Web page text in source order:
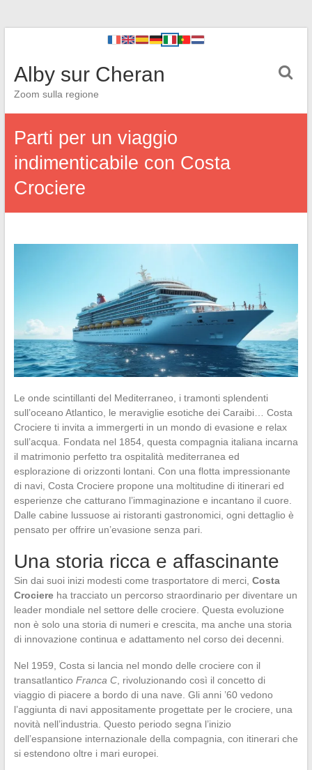
Alby sur Cheran
Zoom sulla regione
Parti per un viaggio
indimenticabile con Costa
Crociere
Le onde scintillanti del Mediterraneo, i tramonti splendenti
sull’oceano Atlantico, le meraviglie esotiche dei Caraibi… Costa
Crociere ti invita a immergerti in un mondo di evasione e relax
sull’acqua. Fondata nel 1854, questa compagnia italiana incarna
il matrimonio perfetto tra ospitalità mediterranea ed
esplorazione di orizzonti lontani. Con una flotta impressionante
di navi, Costa Crociere propone una moltitudine di itinerari ed
esperienze che catturano l’immaginazione e incantano il cuore.
Dalle cabine lussuose ai ristoranti gastronomici, ogni dettaglio è
pensato per offrire un’evasione senza pari.
Una storia ricca e affascinante
Sin dai suoi inizi modesti come trasportatore di merci, Costa
Crociereha tracciato un percorso straordinario per diventare un
leader mondiale nel settore delle crociere. Questa evoluzione
non è solo una storia di numeri e crescita, ma anche una storia
di innovazione continua e adattamento nel corso dei decenni.
Nel 1959, Costa si lancia nel mondo delle crociere con il
transatlantico Franca C, rivoluzionando così il concetto di
viaggio di piacere a bordo di una nave. Gli anni ’60 vedono
l’aggiunta di navi appositamente progettate per le crociere, una
novità nell’industria. Questo periodo segna l’inizio
dell’espansione internazionale della compagnia, con itinerari che
si estendono oltre i mari europei.